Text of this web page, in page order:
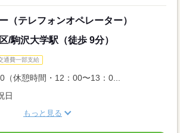
（テレフォンオペレーター）
/駒沢大学駅（徒歩 9分）
通費一部支給
（休憩時間・12：00〜13：0...
日
もっと見る